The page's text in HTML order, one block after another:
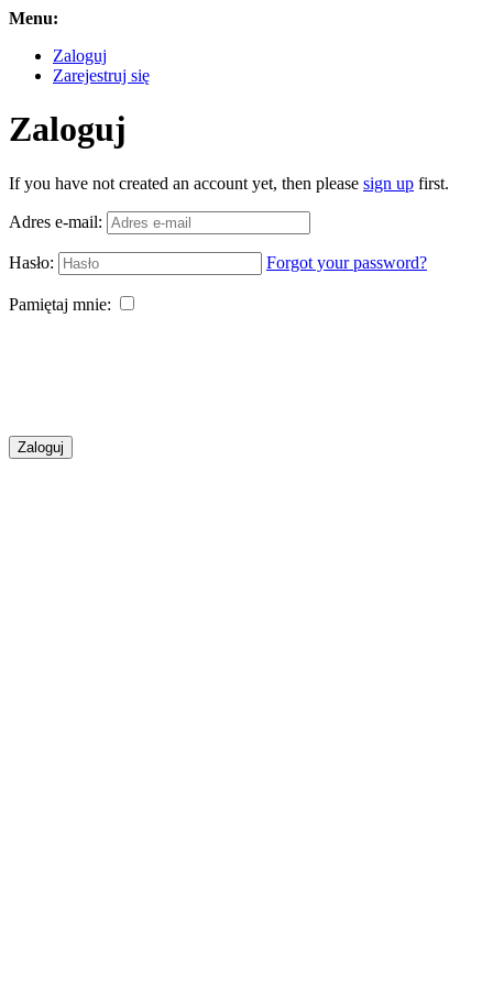
Menu:
Zaloguj
Zarejestruj się
Zaloguj
If you have not created an account yet, then please sign up first.
Adres e-mail:
Hasło: Forgot your password?
Pamiętaj mnie:
Zaloguj